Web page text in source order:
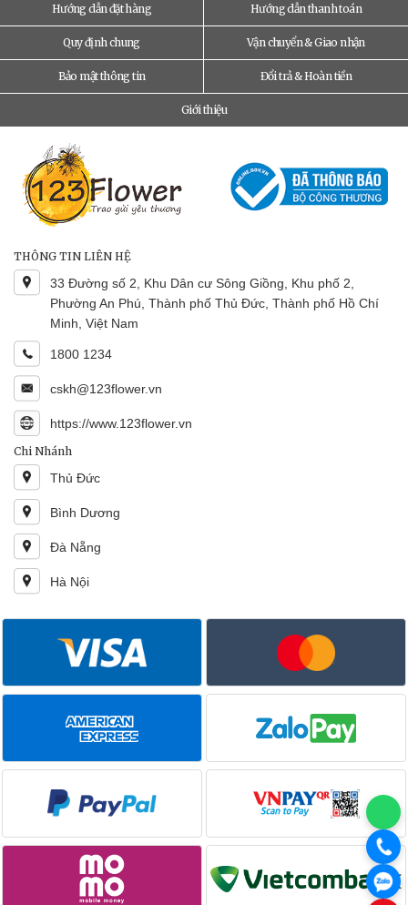
Hướng dẫn đặt hàng Hướng dẫn thanh toán
Quy định chung Vận chuyển & Giao nhận
Bảo mật thông tin Đổi trả & Hoàn tiền
Giới thiệu
THÔNG TIN LIÊN HỆ
33 Đường số 2, Khu Dân cư Sông Giồng, Khu phố 2,
Phường An Phú, Thành phố Thủ Đức, Thành phố Hồ Chí
Minh, Việt Nam
1800 1234
cskh@123flower.vn
https://www.123flower.vn
Chi Nhánh
Thủ Đức
Bình Dương
Đà Nẵng
Hà Nội